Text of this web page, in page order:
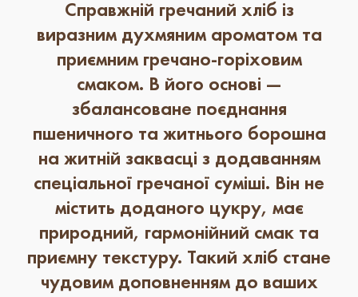
Справжній гречаний хліб із
виразним духмяним ароматом та
приємним гречано-горіховим
смаком. В його основі —
збалансоване поєднання
пшеничного та житнього борошна
на житній заквасці з додаванням
спеціальної гречаної суміші. Він не
містить доданого цукру, має
природний, гармонійний смак та
приємну текстуру. Такий хліб стане
чудовим доповненням до ваших